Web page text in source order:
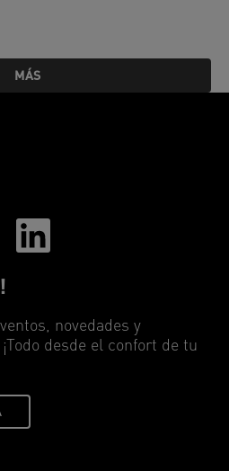
MÁS
novedades y
desde el confort de tu